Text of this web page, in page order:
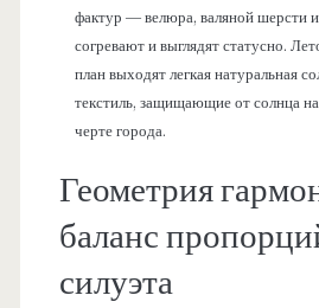
фактур — велюра, валяной шерсти
согревают и выглядят статусно.
план выходят легкая натуральная
текстиль, защищающие от солнца
черте города.
Геометрия
баланс
силуэта